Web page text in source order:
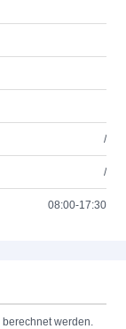
/
/
08:00-17:30
werden.